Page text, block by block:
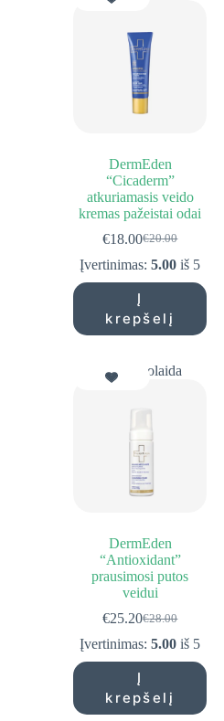
DermEden
“Cicaderm”
atkuriamasis veido
kremas pažeistai odai
€20.00
Original
price
was:
€20.00.
€18.00Current
price
is:
€18.00.
Įvertinimas:5.00 iš 5
Į
krepšelį
10% Nuolaida
DermEden
“Antioxidant”
prausimosi putos
veidui
€28.00
Original
price
was:
€28.00.
€25.20Current
price
is:
€25.20.
Įvertinimas:5.00 iš 5
Į
krepšelį